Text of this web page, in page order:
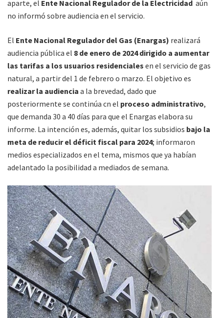
aparte, el Ente Nacional Regulador de la Electricidad aún
no informó sobre audiencia en el servicio.
El Ente Nacional Regulador del Gas (Enargas) realizará
audiencia pública el 8 de enero de 2024 dirigido a aumentar
las tarifas a los usuarios residenciales en el servicio de gas
natural, a partir del 1 de febrero o marzo. El objetivo es
realizar la audiencia a la brevedad, dado que
posteriormente se continúa cn el proceso administrativo,
que demanda 30 a 40 días para que el Enargas elabora su
informe. La intención es, además, quitar los subsidios bajo la
meta de reducir el déficit fiscal para 2024; informaron
medios especializados en el tema, mismos que ya habían
adelantado la posibilidad a mediados de semana.